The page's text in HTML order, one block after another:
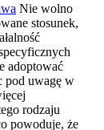
Nie wolno
stosunek,
adoptować
pod uwagę w
rodzaju
powoduje, że